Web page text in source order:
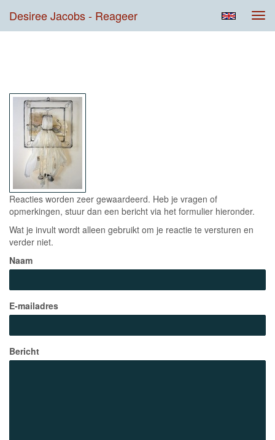
Desiree Jacobs - Reageer
Reacties worden zeer gewaardeerd. Heb je vragen of
opmerkingen, stuur dan een bericht via het formulier hieronder.
Wat je invult wordt alleen gebruikt om je reactie te versturen en
verder niet.
Naam
E-mailadres
Bericht